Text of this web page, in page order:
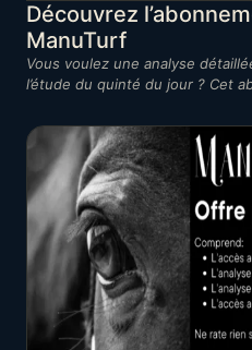
Découvrez
ManuTurf
Vous voulez une analyse
l’étude du quinté du jour ? Cet